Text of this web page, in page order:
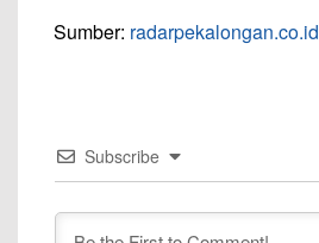
Sumber: radarpekalongan.co.id
Subscribe